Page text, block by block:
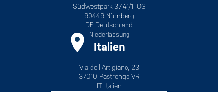
Südwestpark 37-41/1. OG
90449 Nürnberg
DE Deutschland
Niederlassung
Italien
Via dell'Artigiano, 23
37010 Pastrengo VR
IT Italien